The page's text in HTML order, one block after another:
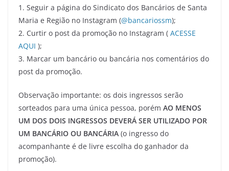
1. Seguir a página do Sindicato dos Bancários de Santa
Maria e Região no Instagram (@bancariossm);
2. Curtir o post da promoção no Instagram ( ACESSE
AQUI );
3. Marcar um bancário ou bancária nos comentários do
post da promoção.
Observação importante: os dois ingressos serão
sorteados para uma única pessoa, porém AO MENOS
UM DOS DOIS INGRESSOS DEVERÁ SER UTILIZADO POR
UM BANCÁRIO OU BANCÁRIA (o ingresso do
acompanhante é de livre escolha do ganhador da
promoção).